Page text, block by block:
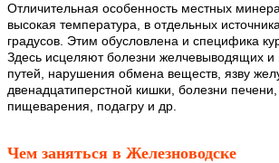
Отличительная особенность местных
высокая температура, в отдельных
градусов. Этим обусловлена и специфика
Здесь исцеляют болезни желчевыводящих
путей, нарушения обмена веществ, язву
двенадцатиперстной кишки, болезни
пищеварения, подагру и др.
Чем заняться в Железноводске